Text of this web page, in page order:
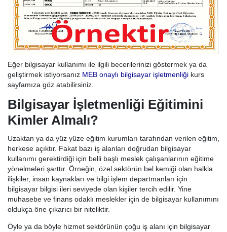
Eğer bilgisayar kullanımı ile ilgili becerilerinizi göstermek ya da
geliştirmek istiyorsanız MEB onaylı bilgisayar işletmenliği kurs
sayfamıza göz atabilirsiniz.
Bilgisayar İşletmenliği Eğitimini
Kimler Almalı?
Uzaktan ya da yüz yüze eğitim kurumları tarafından verilen eğitim,
herkese açıktır. Fakat bazı iş alanları doğrudan bilgisayar
kullanımı gerektirdiği için belli başlı meslek çalışanlarının eğitime
yönelmeleri şarttır. Örneğin, özel sektörün bel kemiği olan halkla
ilişkiler, insan kaynakları ve bilgi işlem departmanları için
bilgisayar bilgisi ileri seviyede olan kişiler tercih edilir. Yine
muhasebe ve finans odaklı meslekler için de bilgisayar kullanımını
oldukça öne çıkarıcı bir niteliktir.
Öyle ya da böyle hizmet sektörünün çoğu iş alanı için bilgisayar